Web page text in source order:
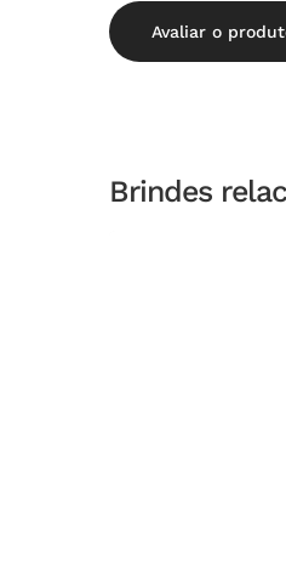
Avaliar o
Brindes